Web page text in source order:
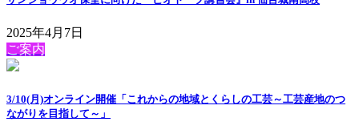
2025年4月7日
ご案内
3/10(月)オンライン開催「これからの地域とくらしの工芸～工芸産地のつ
ながりを目指して～」